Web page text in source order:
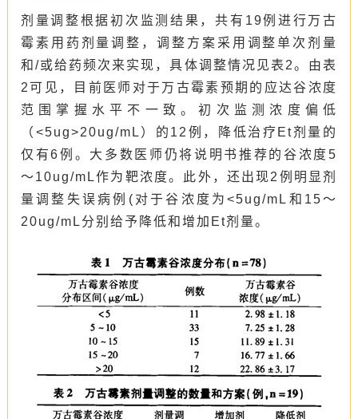
剂量调整根据初次监测结果，共有19例进行万古
霉素用药剂量调整，调整方案采用调整单次剂量
和/或给药频次来实现，具体调整情况见表2。由表
2可见，目前医师对于万古霉素预期的应达谷浓度
范围掌握水平不一致。初次监测浓度偏低
（<5ug>20ug/mL）的12例，降低治疗Et剂量的
仅有6例。大多数医师仍将说明书推荐的谷浓度5
～10ug/mL作为靶浓度。此外，还出现2例明显剂
量调整失误病例(对于谷浓度为<5ug/mL和15～
20ug/mL分别给予降低和增加Et剂量。